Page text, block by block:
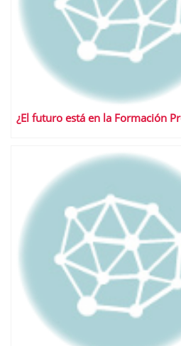
¿El futuro está en la Formación